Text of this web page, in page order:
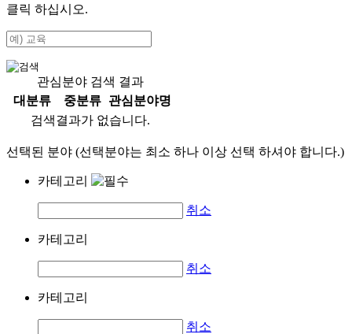
클릭 하십시오.
관심분야 검색 결과
대분류
중분류
관심분야명
검색결과가 없습니다.
선택된 분야 (선택분야는 최소 하나 이상 선택 하셔야 합니다.)
카테고리
취소
카테고리
취소
카테고리
취소